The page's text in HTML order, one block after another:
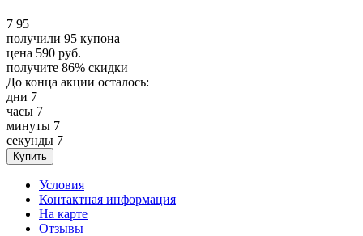
7 95
получили 95 купона
цена 590 руб.
получите 86% скидки
До конца акции осталось:
дни 7
часы 7
минуты 7
секунды 7
Условия
Контактная информация
На карте
Отзывы